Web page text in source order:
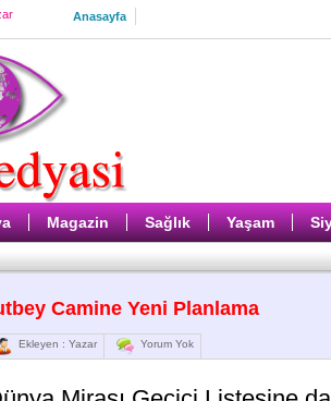
Anasayfa
Magazin Sağlık Yaşam
Camine Yeni Planlama
Ekleyen : Yazar Yorum Yok